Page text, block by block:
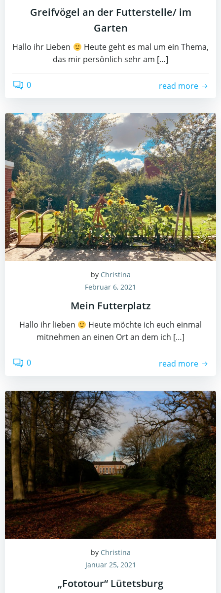
Greifvögel an der Futterstelle/ im
Garten
Hallo ihr Lieben
Heute geht es mal um ein Thema,
das mir persönlich sehr am […]
0 read more
by Christina
Februar 6, 2021
Mein Futterplatz
Hallo ihr lieben
Heute möchte ich euch einmal
mitnehmen an einen Ort an dem ich […]
0 read more
by Christina
Januar 25, 2021
„Fototour“ Lütetsburg